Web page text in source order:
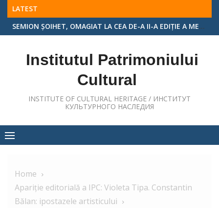
Skip
content
LATEST
MASA ROTUNDĂ „PERSONALITĂȚI REMARCABILE ALE ARHITECTURII ȘI ARTEI MONUMENTALE DIN REPUBLICA MOLDOVA”, EDIȚIA A II-A
Institutul Patrimoniului
Cultural
INSTITUTE OF CULTURAL HERITAGE / ИНСТИТУТ
КУЛЬТУРНОГО НАСЛЕДИЯ
Home
Apariție editorială a IPC: Violeta Tipa. Constantin
Bălan: ipostazele artisticului